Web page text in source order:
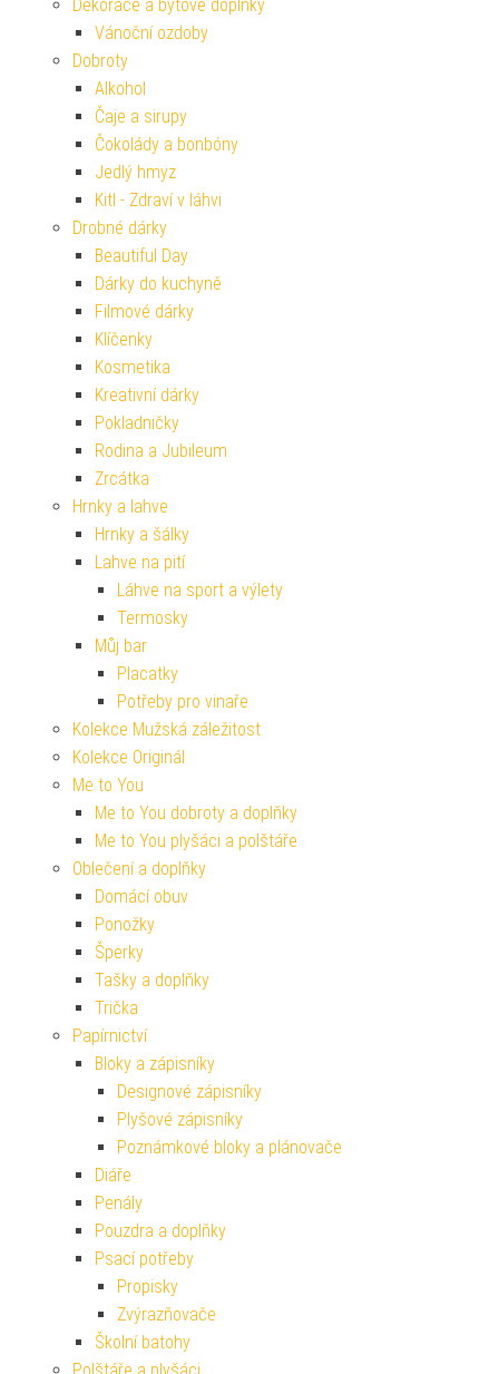
Dekorace a bytové doplňky
Vánoční ozdoby
Dobroty
Alkohol
Čaje a sirupy
Čokolády a bonbóny
Jedlý hmyz
Kitl - Zdraví v láhvi
Drobné dárky
Beautiful Day
Dárky do kuchyně
Filmové dárky
Klíčenky
Kosmetika
Kreativní dárky
Pokladničky
Rodina a Jubileum
Zrcátka
Hrnky a lahve
Hrnky a šálky
Lahve na pití
Láhve na sport a výlety
Termosky
Můj bar
Placatky
Potřeby pro vinaře
Kolekce Mužská záležitost
Kolekce Originál
Me to You
Me to You dobroty a doplňky
Me to You plyšáci a polštáře
Oblečení a doplňky
Domácí obuv
Ponožky
Šperky
Tašky a doplňky
Trička
Papírnictví
Bloky a zápisníky
Designové zápisníky
Plyšové zápisníky
Poznámkové bloky a plánovače
Diáře
Penály
Pouzdra a doplňky
Psací potřeby
Propisky
Zvýrazňovače
Školní batohy